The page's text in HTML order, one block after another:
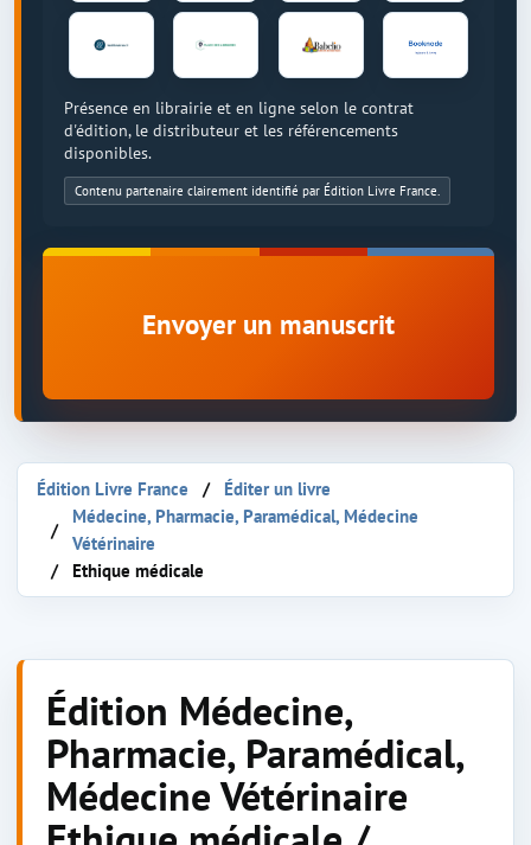
Présence en librairie et en ligne selon le contrat
d'édition, le distributeur et les référencements
disponibles.
Contenu partenaire clairement identifié par Édition Livre France.
Envoyer un manuscrit
Édition Livre France
Éditer un livre
Médecine, Pharmacie, Paramédical, Médecine
Vétérinaire
Ethique médicale
Édition Médecine,
Pharmacie, Paramédical,
Médecine Vétérinaire